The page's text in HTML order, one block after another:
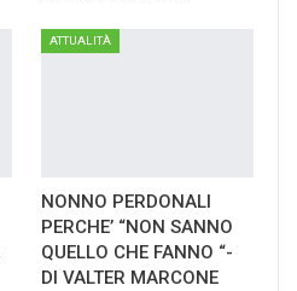
ATTUALITÀ
NONNO PERDONALI
PERCHE’ “NON SANNO
QUELLO CHE FANNO “-
DI VALTER MARCONE